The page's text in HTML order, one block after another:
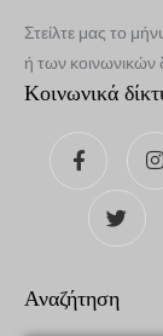
Στείλτε μας το
ή των κοινωνικών
Κοινωνικά
Αναζήτηση